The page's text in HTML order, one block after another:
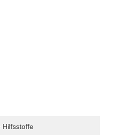
Hilfsstoffe